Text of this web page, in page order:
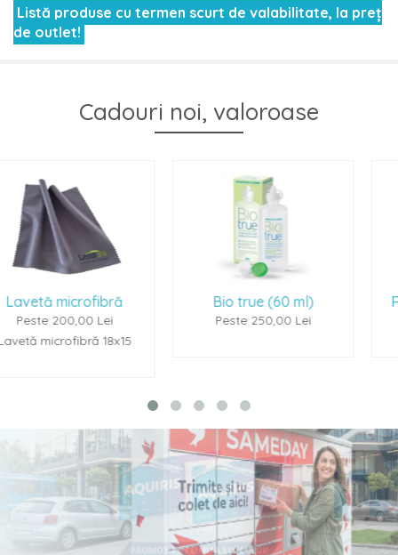
Listă produse cu termen scurt de valabilitate, la preț
de outlet!
Cadouri noi, valoroase
Bio true (60 ml)
Peste 250,00 Lei
Renu Multiplus
Peste 250,00